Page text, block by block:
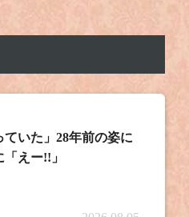
予定しております。
予定しております。
手＆日本が誇る文化人SP』 が
定しております。
いた」28年前の姿に
えー!!」